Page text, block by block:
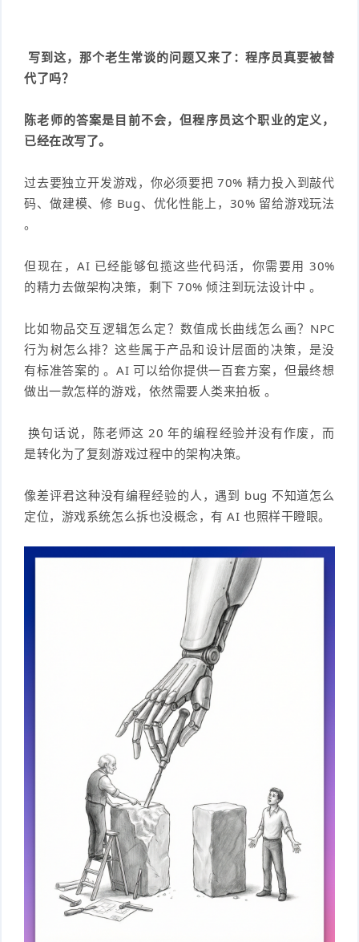
写到这，那个老生常谈的问题又来了：程序员真要被替
代了吗？
陈老师的答案是目前不会，但程序员这个职业的定义，
已经在改写了。
过去要独立开发游戏，你必须要把 70% 精力投入到敲代
码、做建模、修 Bug、优化性能上，30% 留给游戏玩法
。
但现在，AI 已经能够包揽这些代码活，你需要用 30%
的精力去做架构决策，剩下 70% 倾注到玩法设计中 。
比如物品交互逻辑怎么定？数值成长曲线怎么画？NPC
行为树怎么排？这些属于产品和设计层面的决策，是没
有标准答案的 。AI 可以给你提供一百套方案，但最终想
做出一款怎样的游戏，依然需要人类来拍板 。
换句话说，陈老师这 20 年的编程经验并没有作废，而
是转化为了复刻游戏过程中的架构决策。
像差评君这种没有编程经验的人，遇到 bug 不知道怎么
定位，游戏系统怎么拆也没概念，有 AI 也照样干瞪眼。